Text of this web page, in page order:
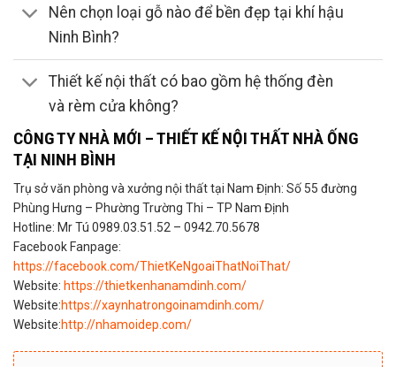
Nên chọn loại gỗ nào để bền đẹp tại khí hậu
Ninh Bình?
Thiết kế nội thất có bao gồm hệ thống đèn
và rèm cửa không?
CÔNG TY NHÀ MỚI – THIẾT KẾ NỘI THẤT NHÀ ỐNG
TẠI NINH BÌNH
Trụ sở văn phòng và xưởng nội thất tại Nam Định: Số 55 đường
Phùng Hưng – Phường Trường Thi – TP Nam Định
Hotline: Mr Tú 0989.03.51.52 – 0942.70.5678
Facebook Fanpage:
https://facebook.com/ThietKeNgoaiThatNoiThat/
Website: https://thietkenhanamdinh.com/
Website:https://xaynhatrongoinamdinh.com/
Website:http://nhamoidep.com/